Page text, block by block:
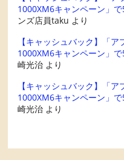
1000XM6キャンペーン」
ンズ店員taku より
【キャッシュバック】「
1000XM6キャンペーン」
崎光治 より
【キャッシュバック】「
1000XM6キャンペーン」
崎光治 より